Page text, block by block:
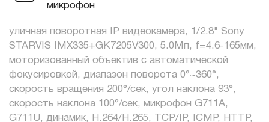
микрофон
уличная поворотная IP видеокамера, 1/2.8" Sony
STARVIS IMX335+GK7205V300, 5.0Мп, f=4.6-165мм,
моторизованный объектив с автоматической
фокусировкой, диапазон поворота 0°~360°,
скорость вращения 200°/сек, угол наклона 93°,
скорость наклона 100°/сек, микрофон G711A,
G711U, динамик, H.264/H.265, TCP/IP, ICMP, HTTP,